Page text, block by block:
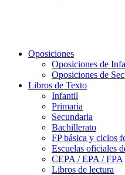
Oposiciones
Oposiciones de
Oposiciones de
Libros de Texto
Infantil
Primaria
Secundaria
Bachillerato
FP básica y ciclos
Escuelas oficiales
CEPA / EPA / FPA
Libros de lectura